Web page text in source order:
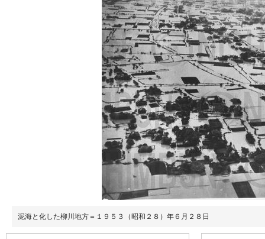
泥海と化した柳川地方＝１９５３（昭和２８）年６月２８日